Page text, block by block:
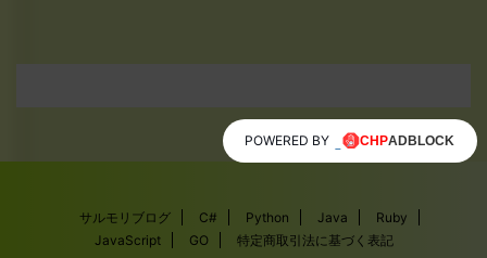
サルモリブログ C# Python Java
Ruby
JavaScript
GO 特定商取引法に基づく表記
POWERED BY